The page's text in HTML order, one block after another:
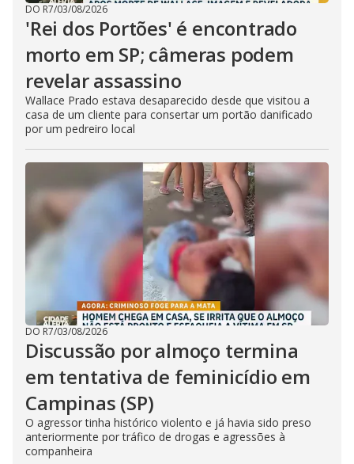
DO R7/03/08/2026
'Rei dos Portões' é encontrado
morto em SP; câmeras podem
revelar assassino
Wallace Prado estava desaparecido desde que visitou a
casa de um cliente para consertar um portão danificado
por um pedreiro local
DO R7/03/08/2026
Discussão por almoço termina
em tentativa de feminicídio em
Campinas (SP)
O agressor tinha histórico violento e já havia sido preso
anteriormente por tráfico de drogas e agressões à
companheira